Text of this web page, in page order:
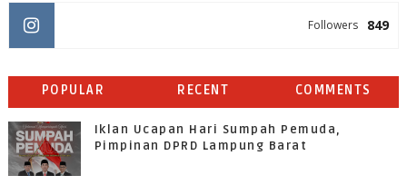
849
Followers
POPULAR RECENT COMMENTS
Iklan Ucapan Hari Sumpah Pemuda,
Pimpinan DPRD Lampung Barat